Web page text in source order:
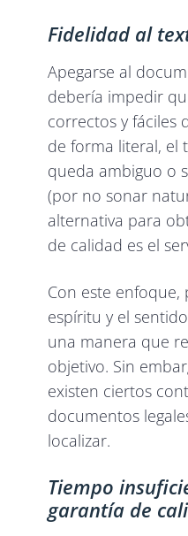
Fidelidad al
Apegarse al
debería impedir
correctos y fáciles
de forma literal, el
queda ambiguo o
(por no sonar
alternativa para
de calidad es el
Con este enfoque,
espíritu y el
una manera que
objetivo. Sin
existen ciertos
documentos
localizar.
Tiempo
garantía de